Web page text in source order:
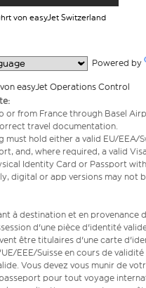
von easyJet Switzerland
Powered by
easyJet Operations Control
or from France through Basel
travel documentation.
must hold either a valid EU/EEA/
and, where required, a valid
Identity Card or Passport
digital or app versions may not
à destination et en provenance
d'une pièce d'identité
être titulaires d'une carte
EEE/Suisse en cours de validité
Vous devez vous munir de
pour tout voyage